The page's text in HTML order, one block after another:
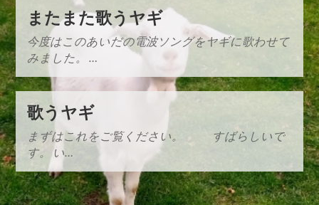
またまた歌うヤギ
今度はこのあいだの電波ソングをヤギに歌わせて
みました。 …
歌うヤギ
まずはこれをご覧ください。 すばらしいで
す。 い…